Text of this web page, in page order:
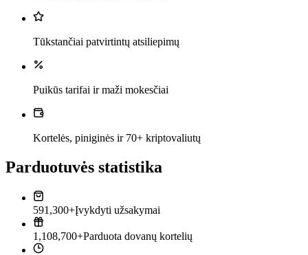
Tūkstančiai patvirtintų atsiliepimų
Puikūs tarifai ir maži mokesčiai
Kortelės, piniginės ir 70+ kriptovaliutų
Parduotuvės statistika
591,300+Įvykdyti užsakymai
1,108,700+Parduota dovanų kortelių